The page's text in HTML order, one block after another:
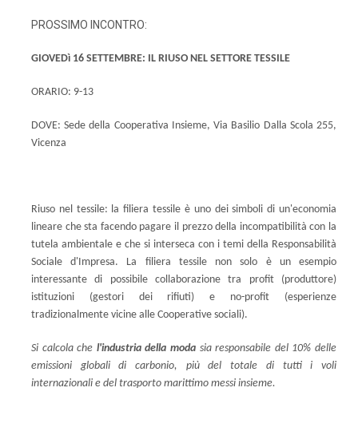
PROSSIMO INCONTRO:
GIOVEDì 16 SETTEMBRE: IL RIUSO NEL SETTORE TESSILE
ORARIO: 9-13
DOVE: Sede della Cooperativa Insieme, Via Basilio Dalla Scola 255,
Vicenza
Riuso nel tessile: la filiera tessile è uno dei simboli di un'economia
lineare che sta facendo pagare il prezzo della incompatibilità con la
tutela ambientale e che si interseca con i temi della Responsabilità
Sociale d'Impresa. La filiera tessile non solo è un esempio
interessante di possibile collaborazione tra profit (produttore)
istituzioni (gestori dei rifiuti) e no-profit (esperienze
tradizionalmente vicine alle Cooperative sociali).
Si calcola che l'industria della moda sia responsabile del 10% delle
emissioni globali di carbonio, più del totale di tutti i voli
internazionali e del trasporto marittimo messi insieme.